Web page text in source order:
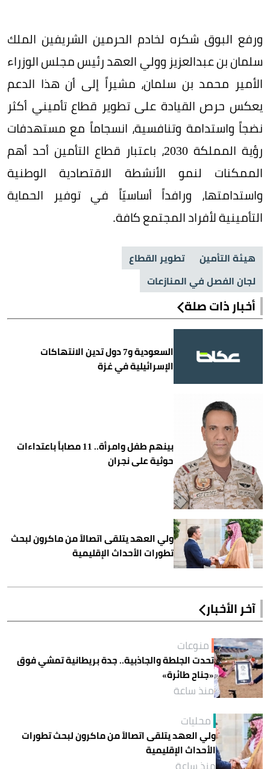
ورفع البوق شكره لخادم الحرمين الشريفين الملك
سلمان بن عبدالعزيز وولي العهد رئيس مجلس الوزراء
الأمير محمد بن سلمان، مشيراً إلى أن هذا الدعم
يعكس حرص القيادة على تطوير قطاع تأميني أكثر
نضجاً واستدامة وتنافسية، انسجاماً مع مستهدفات
رؤية المملكة 2030، باعتبار قطاع التأمين أحد أهم
الممكنات لنمو الأنشطة الاقتصادية الوطنية
واستدامتها، ورافداً أساسيّاً في توفير الحماية
التأمينية لأفراد المجتمع كافة.
هيئة التأمين
تطوير القطاع
لجان الفصل في المنازعات
أخبار ذات صلة
السعودية و7 دول تدين الانتهاكات
الإسرائيلية في غزة
بينهم طفل وامرأة.. 11 مصاباً باعتداءات
حوثية على نجران
ولي العهد يتلقى اتصالاً من ماكرون لبحث
تطورات الأحداث الإقليمية
آخر الأخبار
منوعات
تحدت الجلطة والجاذبية.. جدة بريطانية تمشي فوق
«جناح طائرة»
منذ ساعة
محليات
ولي العهد يتلقى اتصالاً من ماكرون لبحث تطورات
الأحداث الإقليمية